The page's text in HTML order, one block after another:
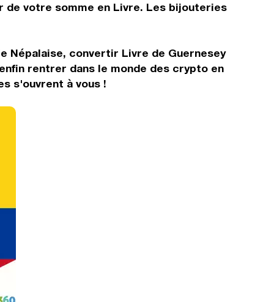
de votre somme en Livre. Les bijouteries
Népalaise, convertir Livre de Guernesey
rentrer dans le monde des crypto en
s'ouvrent à vous !